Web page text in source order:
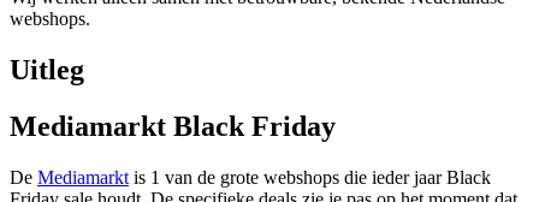
webshops.
Uitleg
Mediamarkt Black Friday
De Mediamarkt is 1 van de grote webshops die ieder jaar Black